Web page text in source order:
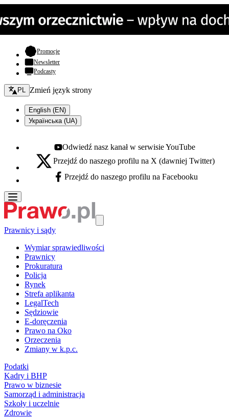
Promocje- otwiera się w nowej karcie
Newsletter
Podcasty
Zmień język - bieżący:
PL Zmień język strony
English (EN)
Українська (UA)
Youtube - otwiera się w nowej karcie
Odwiedź nasz kanał w serwisie YouTube
X - otwiera się w nowej karcie
Przejdź do naszego profilu na X (dawniej Twitter)
Facebook - otwiera się w nowej karcie
Przejdź do naszego profilu na Facebooku
Prawnicy i sądy
Wymiar sprawiedliwości
Prawnicy
Prokuratura
Policja
Rynek
Strefa aplikanta
LegalTech
Sędziowie
E-doręczenia
Prawo na Oko
Orzeczenia
Zmiany w k.p.c.
Podatki
Kadry i BHP
Prawo w biznesie
Samorząd i administracja
Szkoły i uczelnie
Zdrowie